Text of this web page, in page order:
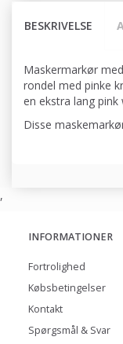
BESKRIVELSE
Maskermarkør
rondel med pinke
en ekstra lang pink
Disse
,
INFORMATIONER
Fortrolighed
Købsbetingelser
Kontakt
Spørgsmål & Svar